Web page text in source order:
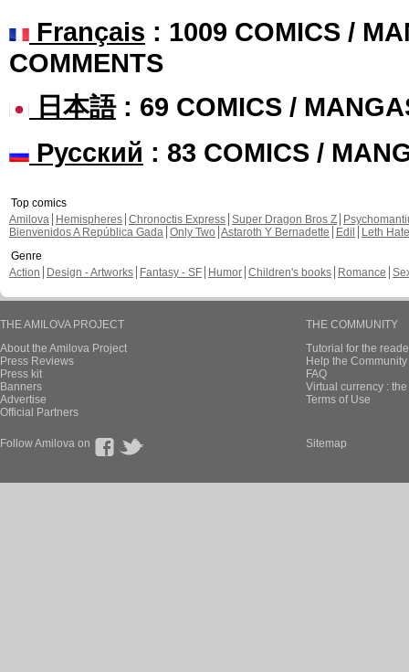
Français : 1009 COMICS /
COMMENTS
日本語: 69 COMICS /
Русский : 83 COMICS /
Top comics
Amilova
Hemispheres Chronoctis Express Super Dragon Bros Z
Bienvenidos A República Gada Only Two Astaroth Y Bernadette Edil
Leth Hate
Genre
Action
Design - Artworks Fantasy - SF Humor Children's books Romance
THE AMILOVA PROJECT
About the Amilova Project
Press Reviews
Press kit
Banners
Advertise
Official Partners
THE COMMUNITY
Tutorial for the
Help the
FAQ
Virtual currency :
Terms of Use
Follow Amilova on Sitemap